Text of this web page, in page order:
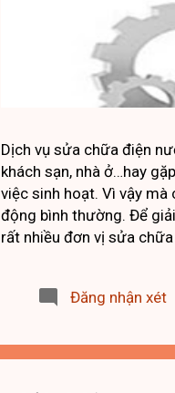
Dịch vụ sửa chữa điện
khách sạn, nhà ở…hay
việc sinh hoạt. Vì vậy
động bình thường. Để
rất nhiều đơn vị sửa
cháy nổ rất nguy hiểm.
thể yên tâm về chất
Đăng nhận xét